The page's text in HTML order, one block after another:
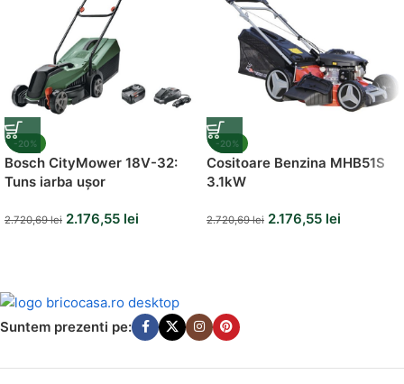
-20%
Bosch CityMower 18V-32:
Tuns iarba ușor
2.720,69lei 2.176,55 lei
-20%
Cositoare Benzina MHB51S
3.1kW
2.720,69lei 2.176,55 lei
Suntem prezenti pe: